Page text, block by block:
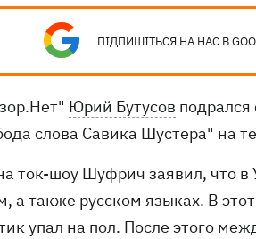
ПІДПИШІТЬСЯ НА НАС В
Юрий Бутусов
слова Савика Шустера" на
ток-шоу Шуфрич заявил, что
а также русском языках. В
упал на пол. После этого